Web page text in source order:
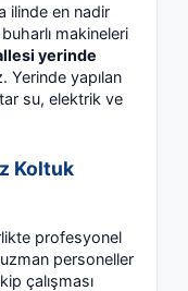
ilinde en nadir
makineleri
yerinde
Yerinde yapılan
su, elektrik ve
Koltuk
profesyonel
personeller
çalışması